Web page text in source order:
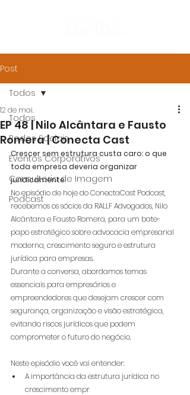
Post
Todos
Redes Sociais
Eventos Corporativos
Consultoria de Imagem
Podcast
Todos
EP 48 | Nilo Alcântara e Fausto
Romera | Conecta Cast
12 de mai.
Crescer sem estrutura custa caro: o que
toda empresa deveria organizar
juridicamente
No episódio de hoje do ConectaCast Podcast,
recebemos os sócios da RALLF Advogados, Nilo
Alcântara e Fausto Romera, para um bate-
papo estratégico sobre advocacia empresarial
moderna, crescimento seguro e estrutura
jurídica para empresas.
Durante a conversa, abordamos temas
essenciais para empresários e
empreendedores que desejam crescer com
segurança, organização e visão estratégica,
evitando riscos jurídicos que podem
comprometer o futuro do negócio.
Neste episódio você vai entender:
A importância da estrutura jurídica no
crescimento empr